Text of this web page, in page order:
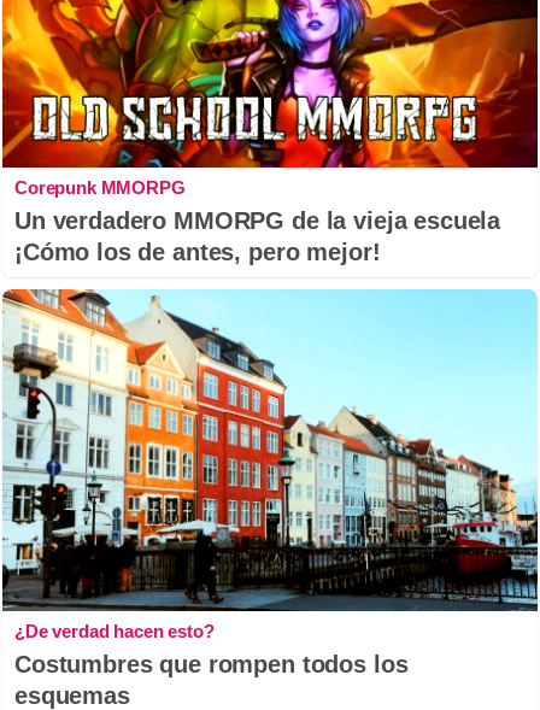
Corepunk MMORPG
Un verdadero MMORPG de la vieja escuela
¡Cómo los de antes, pero mejor!
¿De verdad hacen esto?
Costumbres que rompen todos los
esquemas